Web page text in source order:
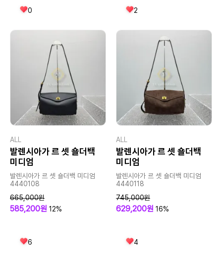
0 2
ALL
발렌시아가 르 셋 숄더백
미디엄
발렌시아가 르 셋 숄더백 미디엄
4440108
665,000원
585,200원 12%
6
ALL
발렌시아가 르 셋 숄더백
미디엄
발렌시아가 르 셋 숄더백 미디엄
4440118
745,000원
629,200원 16%
4